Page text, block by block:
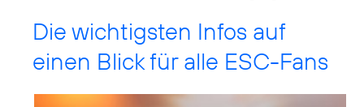
Die wichtigsten Infos auf
einen Blick für alle ESC-Fans